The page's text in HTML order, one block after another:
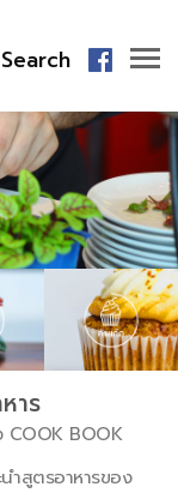
Search
าร
COOK BOOK
ำสูตรอาหารของ